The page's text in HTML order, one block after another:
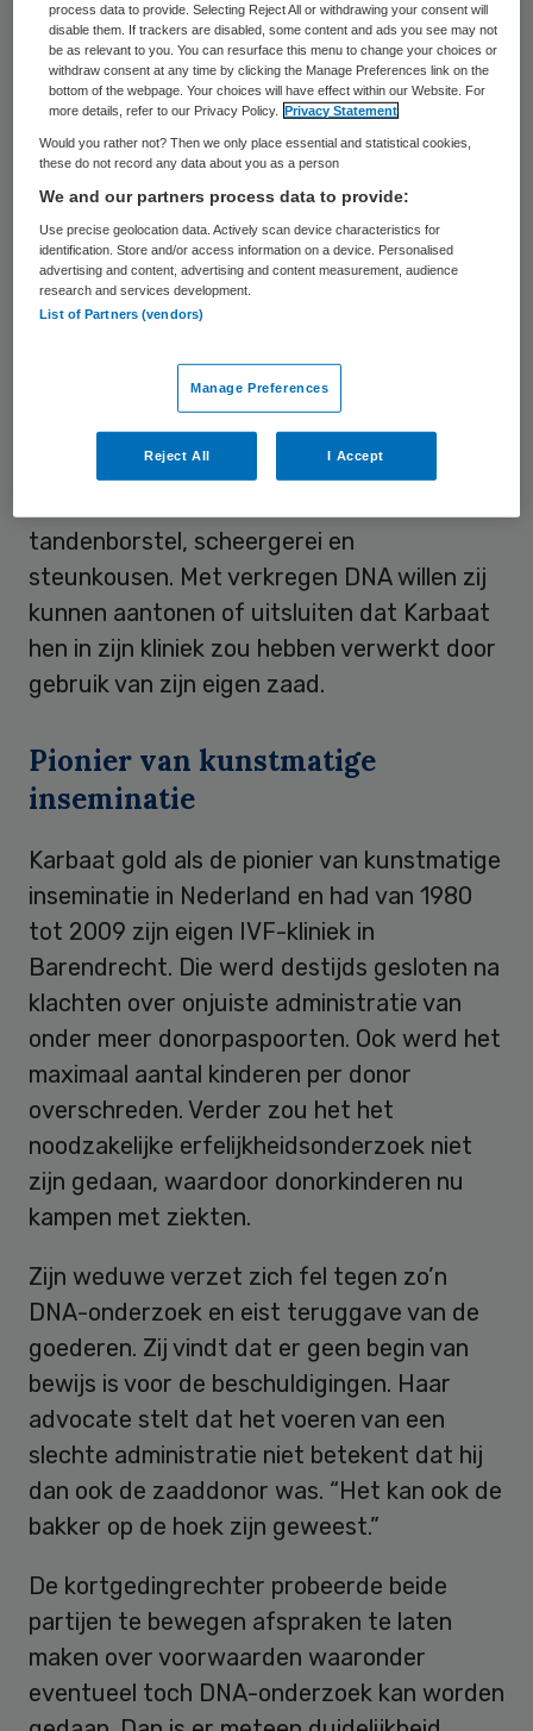
kinderen, betoogde hun raadsman Tim
Bueters van de vermeende kinderen van
Karbaat vrijdag bij de voorzieningenrechter
in Rotterdam. Volgens Bueters hebben de
eisers veel gemeen en zijn zij “door Karbaat
aan elkaar verbonden”. De omstreden arts
zou volgens hem in een interview hebben
toegegeven de vader van minstens zestig
kinderen te zijn.
In kort geding eisen 23 donorkinderen het
recht om gebruik te maken van
inbeslaggenomen gebruiksartikelen van de
vorige maand op 89-jarige leeftijd
tandenborstel, scheergerei en
steunkousen. Met verkregen DNA willen zij
kunnen aantonen of uitsluiten dat Karbaat
hen in zijn kliniek zou hebben verwerkt door
gebruik van zijn eigen zaad.
Pionier van kunstmatige
inseminatie
Karbaat gold als de pionier van kunstmatige
inseminatie in Nederland en had van 1980
tot 2009 zijn eigen IVF-kliniek in
Barendrecht. Die werd destijds gesloten na
klachten over onjuiste administratie van
onder meer donorpaspoorten. Ook werd het
maximaal aantal kinderen per donor
overschreden. Verder zou het het
noodzakelijke erfelijkheidsonderzoek niet
zijn gedaan, waardoor donorkinderen nu
kampen met ziekten.
Zijn weduwe verzet zich fel tegen zo’n
DNA-onderzoek en eist teruggave van de
goederen. Zij vindt dat er geen begin van
bewijs is voor de beschuldigingen. Haar
advocate stelt dat het voeren van een
slechte administratie niet betekent dat hij
dan ook de zaaddonor was. “Het kan ook de
bakker op de hoek zijn geweest.”
De kortgedingrechter probeerde beide
partijen te bewegen afspraken te laten
maken over voorwaarden waaronder
eventueel toch DNA-onderzoek kan worden
process data to provide. Selecting Reject All or withdrawing your consent will
disable them. If trackers are disabled, some content and ads you see may not
be as relevant to you. You can resurface this menu to change your choices or
withdraw consent at any time by clicking the Manage Preferences link on the
bottom of the webpage. Your choices will have effect within our Website. For
more details, refer to our Privacy Policy.
Privacy Statement
Would you rather not? Then we only place essential and statistical cookies,
these do not record any data about you as a person
We and our partners process data to provide:
Use precise geolocation data. Actively scan device characteristics for
identification. Store and/or access information on a device. Personalised
advertising and content, advertising and content measurement, audience
research and services development.
List of Partners (vendors)
Manage Preferences
Reject All I Accept